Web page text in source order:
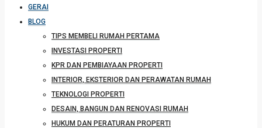
GERAI
BLOG
TIPS MEMBELI RUMAH PERTAMA
INVESTASI PROPERTI
KPR DAN PEMBIAYAAN PROPERTI
INTERIOR, EKSTERIOR DAN PERAWATAN RUMAH
TEKNOLOGI PROPERTI
DESAIN, BANGUN DAN RENOVASI RUMAH
HUKUM DAN PERATURAN PROPERTI